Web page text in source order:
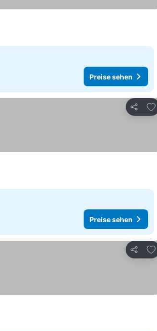
Preise sehen
Teilen
Preise sehen
Teilen